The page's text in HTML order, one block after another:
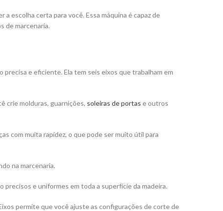
escolha certa para você. Essa máquina é capaz de
de marcenaria.
precisa e eficiente. Ela tem seis eixos que trabalham em
crie molduras, guarnições, soleiras de portas e outros
com muita rapidez, o que pode ser muito útil para
na marcenaria.
e uniformes em toda a superfície da madeira.
permite que você ajuste as configurações de corte de